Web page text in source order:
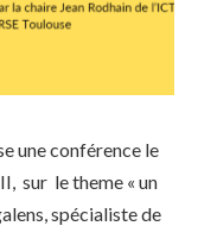
une conférence le
sur le theme « un
spécialiste de